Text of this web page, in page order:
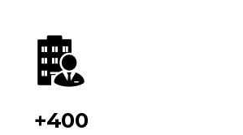
+400